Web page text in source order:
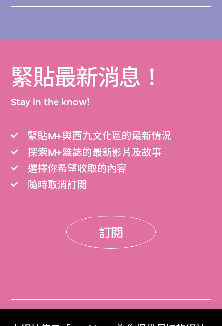
緊貼最新消息！
Stay in the know!
緊貼M+與西九文化區的最新情況
探索M+雜誌的最新影片及故事
選擇你希望收取的內容
隨時取消訂閲
訂閱
門票